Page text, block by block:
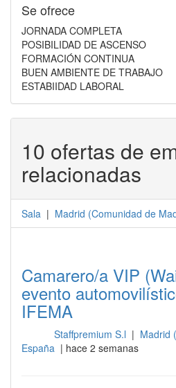
Se ofrece
JORNADA COMPLETA
POSIBILIDAD DE ASCENSO
FORMACIÓN CONTINUA
BUEN AMBIENTE DE TRABAJO
ESTABIIDAD LABORAL
10 ofertas de
relacionadas
Sala | Madrid (Comunidad de
Camarero/a VIP
evento
IFEMA
Staffpremium S.l | Madrid
España | hace 2 semanas